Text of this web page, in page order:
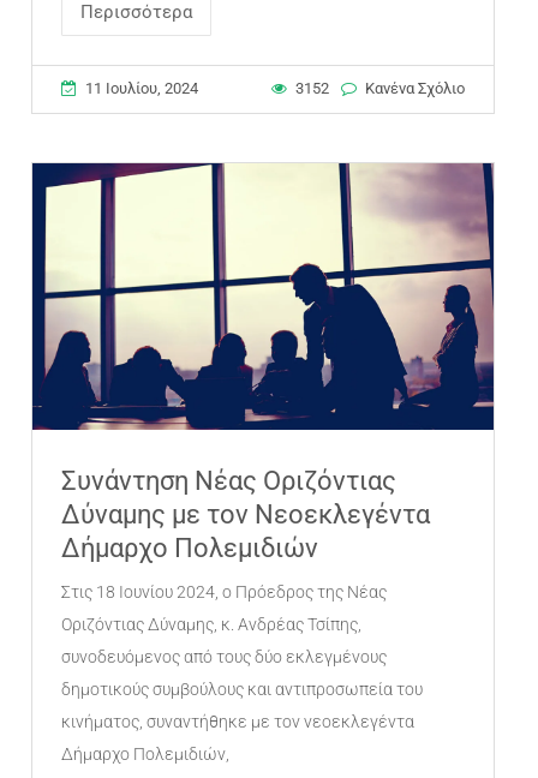
Περισσότερα
11 Ιουλίου, 2024 3152 Κανένα Σχόλιο
Συνάντηση Νέας Οριζόντιας
Δύναμης με τον Νεοεκλεγέντα
Δήμαρχο Πολεμιδιών
Στις 18 Ιουνίου 2024, ο Πρόεδρος της Νέας
Οριζόντιας Δύναμης, κ. Ανδρέας Τσίπης,
συνοδευόμενος από τους δύο εκλεγμένους
δημοτικούς συμβούλους και αντιπροσωπεία του
κινήματος, συναντήθηκε με τον νεοεκλεγέντα
Δήμαρχο Πολεμιδιών,